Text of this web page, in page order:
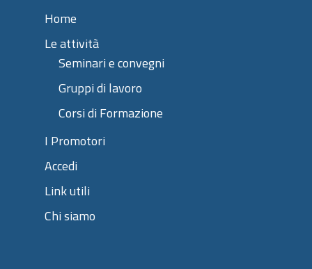
Home
Le attività
Seminari e convegni
Gruppi di lavoro
Corsi di Formazione
I Promotori
Accedi
Link utili
Chi siamo